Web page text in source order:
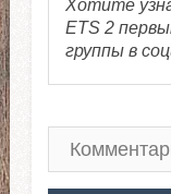
Хотите
ETS 2
группы в